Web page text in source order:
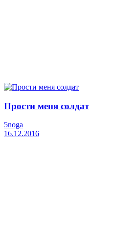
Прости меня солдат
5noga
16.12.2016